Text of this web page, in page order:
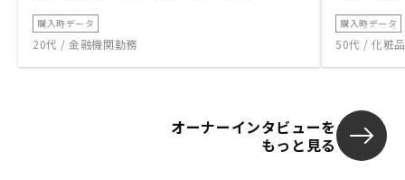
購入時データ
20代 / 金融機関勤務
購入時データ
50代 / 化粧
オーナーインタビューを
もっと見る